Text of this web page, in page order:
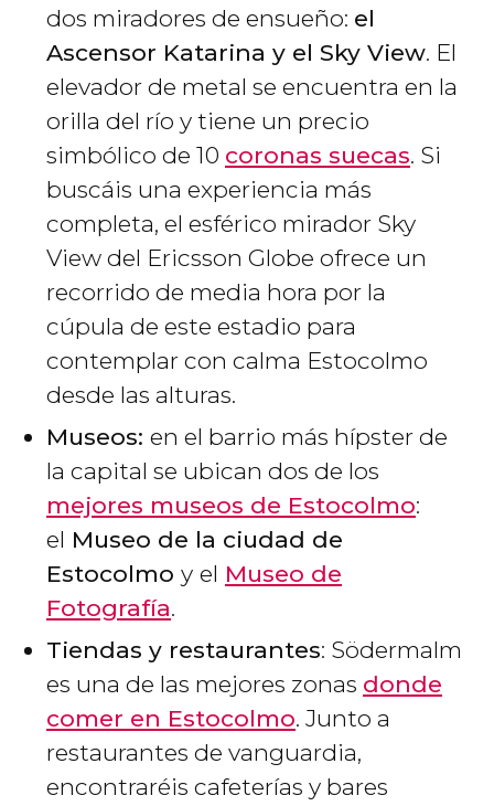
dos miradores de ensueño: el
Ascensor Katarina y el Sky View. El
elevador de metal se encuentra en la
orilla del río y tiene un precio
simbólico de 10 coronas suecas. Si
buscáis una experiencia más
completa, el esférico mirador Sky
View del Ericsson Globe ofrece un
recorrido de media hora por la
cúpula de este estadio para
contemplar con calma Estocolmo
desde las alturas.
Museos: en el barrio más hípster de
la capital se ubican dos de los
mejores museos de Estocolmo:
el Museo de la ciudad de
Estocolmo y el Museo de
Fotografía.
Tiendas y restaurantes: Södermalm
es una de las mejores zonas donde
comer en Estocolmo. Junto a
restaurantes de vanguardia,
encontraréis cafeterías y bares